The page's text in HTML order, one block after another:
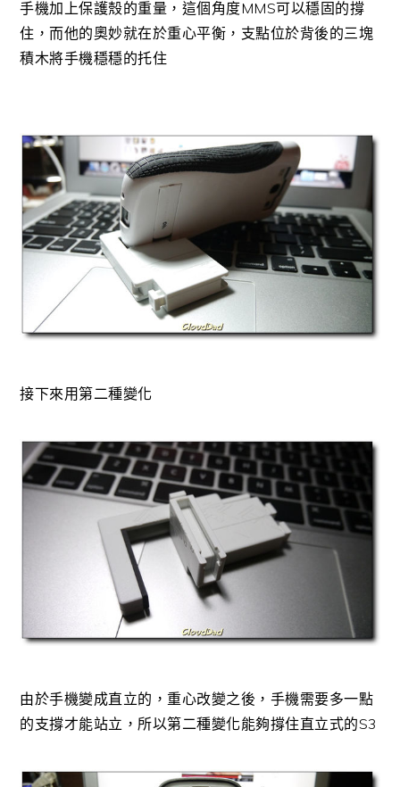
手機加上保護殼的重量，這個角度MMS可以穩固的撐
住，而他的奧妙就在於重心平衡，支點位於背後的三塊
積木將手機穩穩的托住
接下來用第二種變化
由於手機變成直立的，重心改變之後，手機需要多一點
的支撐才能站立，所以第二種變化能夠撐住直立式的S3